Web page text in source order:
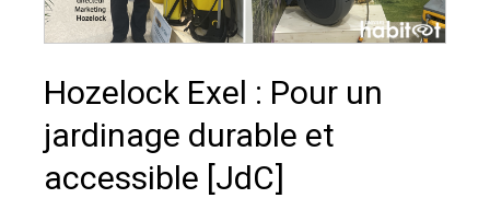
Hozelock Exel : Pour un
jardinage durable et
accessible [JdC]